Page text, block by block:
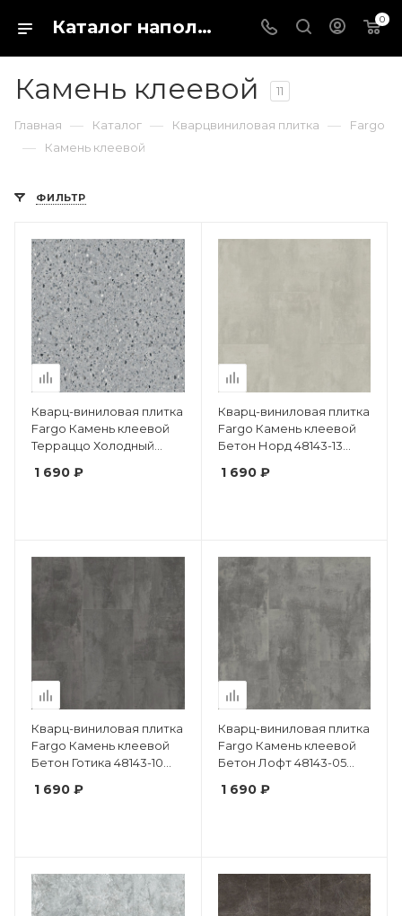
Каталог напольных покрытий в магазине Fargo-shop в городе Каталог отделочных материалов для пола и стен. Купить кварц виниловый ламинат, ПВХ плитку или паркетную доску можно в интернет-магазине Fargo-shop в городе Коломна 0
Камень клеевой 11
Главная — Каталог — Кварцвиниловая плитка — Fargo
— Камень клеевой
ФИЛЬТР
Кварц-виниловая плитка
Fargo Камень клеевой
Терраццо Холодный
1 690 ₽
Кварц-виниловая плитка
Fargo Камень клеевой
Бетон Норд 48143-13
1 690 ₽
Кварц-виниловая плитка
Fargo Камень клеевой
Бетон Готика 48143-10
1 690 ₽
Кварц-виниловая плитка
Fargo Камень клеевой
Бетон Лофт 48143-05
1 690 ₽